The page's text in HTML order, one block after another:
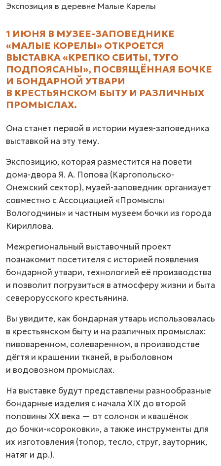
Экспозиция в деревне Малые Карелы
1 ИЮНЯ В МУЗЕЕ-ЗАПОВЕДНИКЕ
«МАЛЫЕ КОРЕЛЫ» ОТКРОЕТСЯ
ВЫСТАВКА «КРЕПКО СБИТЫ, ТУГО
ПОДПОЯСАНЫ», ПОСВЯЩЁННАЯ БОЧКЕ
И БОНДАРНОЙ УТВАРИ
В КРЕСТЬЯНСКОМ БЫТУ И РАЗЛИЧНЫХ
ПРОМЫСЛАХ.
Она станет первой в истории музея-заповедника
выставкой на эту тему.
Экспозицию, которая разместится на повети
дома-двора Я. А. Попова (Каргопольско-
Онежский сектор), музей-заповедник организует
совместно с Ассоциацией «Промыслы
Вологодчины» и частным музеем бочки из города
Кириллова.
Межрегиональный выставочный проект
познакомит посетителя с историей появления
бондарной утвари, технологией её производства
и позволит погрузиться в атмосферу жизни и быта
северорусского крестьянина.
Вы увидите, как бондарная утварь использовалась
в крестьянском быту и на различных промыслах:
пивоваренном, солеваренном, в производстве
дёгтя и крашении тканей, в рыболовном
и водовозном промыслах.
На выставке будут представлены разнообразные
бондарные изделия с начала XIX до второй
половины XX века — от солонок и квашёнок
до бочки-«сороковки», а также инструменты для
их изготовления (топор, тесло, струг, зауторник,
натяг и др.).